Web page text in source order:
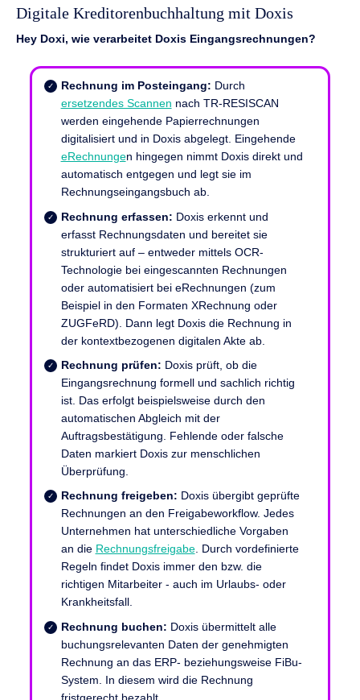
Digitale Kreditorenbuchhaltung mit Doxis
Hey Doxi, wie verarbeitet Doxis Eingangsrechnungen?
Rechnung im Posteingang: Durch
ersetzendes Scannen nach TR-RESISCAN
werden eingehende Papierrechnungen
digitalisiert und in Doxis abgelegt. Eingehende
eRechnungen hingegen nimmt Doxis direkt und
automatisch entgegen und legt sie im
Rechnungseingangsbuch ab.
Rechnung erfassen: Doxis erkennt und
erfasst Rechnungsdaten und bereitet sie
strukturiert auf – entweder mittels OCR-
Technologie bei eingescannten Rechnungen
oder automatisiert bei eRechnungen (zum
Beispiel in den Formaten XRechnung oder
ZUGFeRD). Dann legt Doxis die Rechnung in
der kontextbezogenen digitalen Akte ab.
Rechnung prüfen: Doxis prüft, ob die
Eingangsrechnung formell und sachlich richtig
ist. Das erfolgt beispielsweise durch den
automatischen Abgleich mit der
Auftragsbestätigung. Fehlende oder falsche
Daten markiert Doxis zur menschlichen
Überprüfung.
Rechnung freigeben: Doxis übergibt geprüfte
Rechnungen an den Freigabeworkflow. Jedes
Unternehmen hat unterschiedliche Vorgaben
an die Rechnungsfreigabe. Durch vordefinierte
Regeln findet Doxis immer den bzw. die
richtigen Mitarbeiter - auch im Urlaubs- oder
Krankheitsfall.
Rechnung buchen: Doxis übermittelt alle
buchungsrelevanten Daten der genehmigten
Rechnung an das ERP- beziehungsweise FiBu-
System. In diesem wird die Rechnung
fristgerecht bezahlt.